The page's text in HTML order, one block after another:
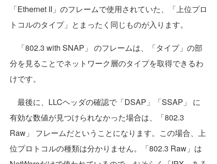
「Ethernet II」のフレームで使用されていた、「上位プロ
トコルのタイプ」とまったく同じものが入ります。
「802.3 with SNAP」 のフレームは、「タイプ」の部
分を見ることでネットワーク層のタイプを取得できるわ
けです。
最後に、LLCヘッダの確認で「DSAP」「SSAP」 に
有効な数値が見つけられなかった場合は、「802.3
Raw」 フレームだということになります。この場合、上
位プロトコルの種類は分かりません。「802.3 Raw」は